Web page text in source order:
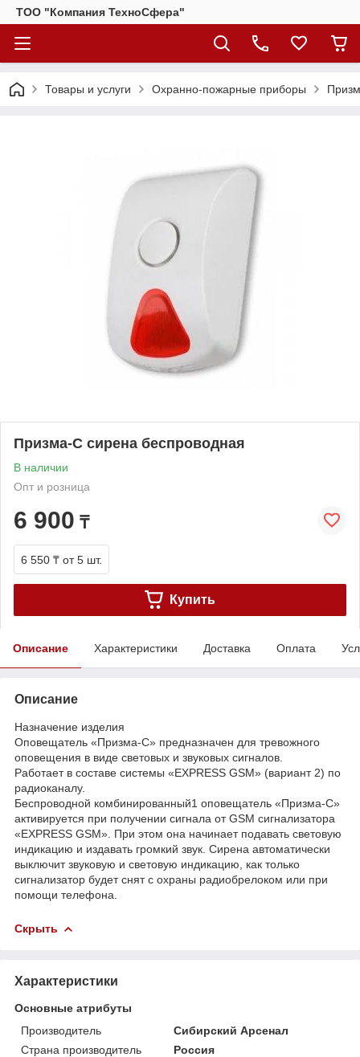
ТОО "Компания ТехноСфера"
Товары и услуги Охранно-пожарные приборы
Призма-С сирена беспроводная
В наличии
Опт и розница
6 900 ₸
6 550 ₸ от 5 шт.
Купить
Описание Характеристики Доставка Оплата
Описание
Назначение изделия
Оповещатель «Призма-С» предназначен для тревожного
оповещения в виде световых и звуковых сигналов.
Работает в составе системы «EXPRESS GSM» (вариант 2) по
радиоканалу.
Беспроводной комбинированный1 оповещатель «Призма-С»
активируется при получении сигнала от GSM сигнализатора
«EXPRESS GSM». При этом она начинает подавать световую
индикацию и издавать громкий звук. Сирена автоматически
выключит звуковую и световую индикацию, как только
сигнализатор будет снят с охраны радиобрелоком или при
помощи телефона.
Скрыть
Характеристики
Основные атрибуты
Производитель
Сибирский Арсенал
Страна производитель
Россия